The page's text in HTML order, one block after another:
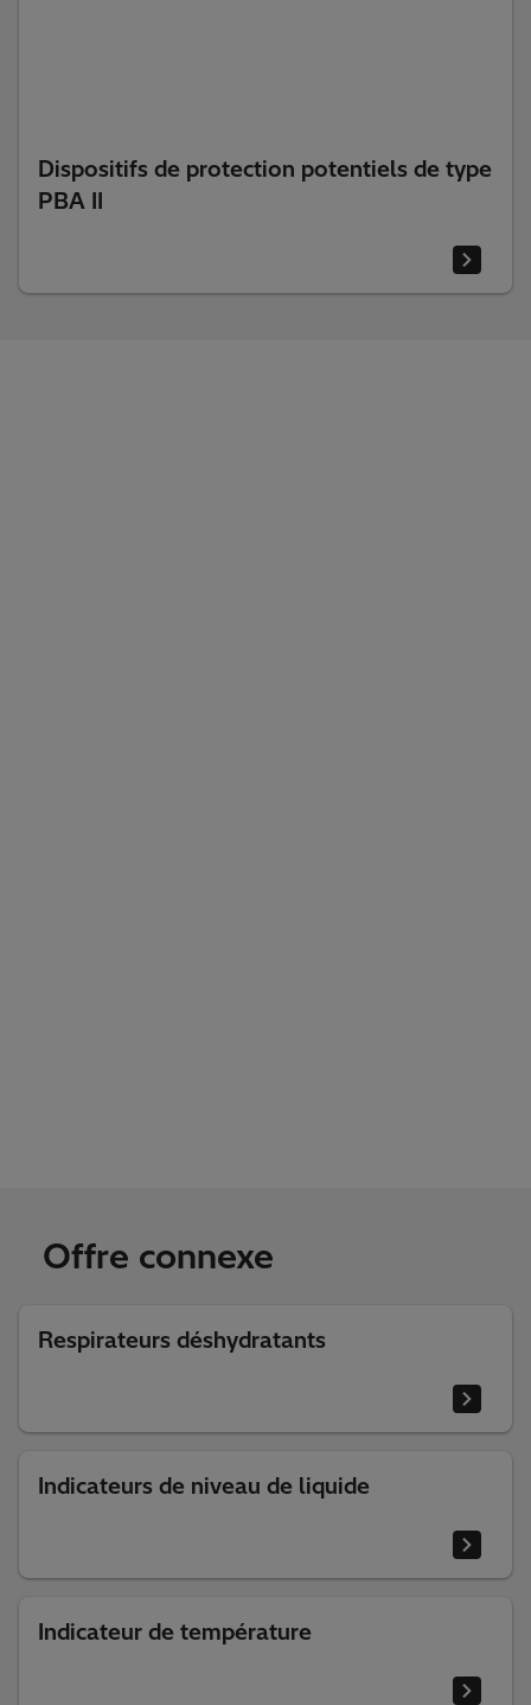
Dispositifs de protection potentiels de type
PBA II
Offre connexe
Respirateurs déshydratants
Indicateurs de niveau de liquide
Indicateur de température